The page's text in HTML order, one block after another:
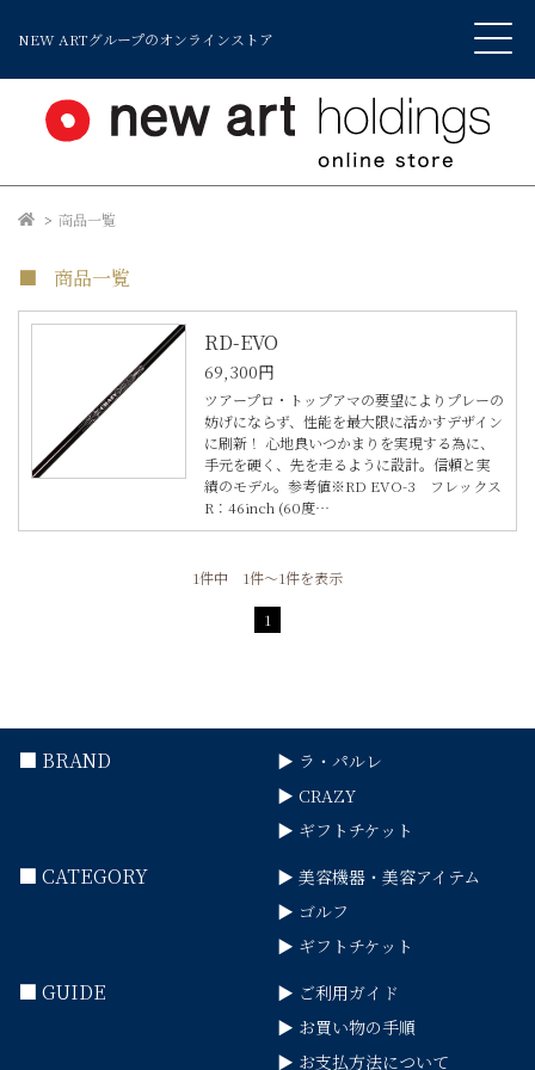
NEW ARTグループのオンラインストア
商品一覧
商品一覧
RD-EVO
69,300円
ツアープロ・トップアマの要望によりプレーの
妨げにならず、性能を最大限に活かすデザイン
に刷新！ 心地良いつかまりを実現する為に、
手元を硬く、先を走るように設計。信頼と実
績のモデル。参考値※RD EVO-3 フレックス
R：46inch (60度…
1件中 1件～1件を表示
1
■ BRAND
▶ ラ・パルレ
▶ CRAZY
▶ ギフトチケット
■ CATEGORY
▶ 美容機器・美容アイテム
▶ ゴルフ
▶ ギフトチケット
■ GUIDE
▶ ご利用ガイド
▶ お買い物の手順
▶ お支払方法について